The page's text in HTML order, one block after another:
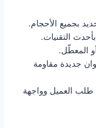
بجميع الأحجام.
التقنيات.
المعطّل.
جديدة مقاومة
العميل وواجهة